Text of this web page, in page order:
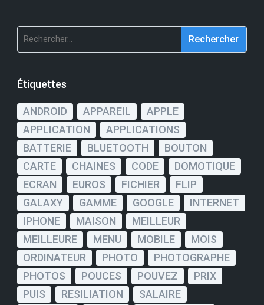
Rechercher :
Étiquettes
ANDROID APPAREIL
APPLE
APPLICATION
APPLICATIONS
BATTERIE
BLUETOOTH
BOUTON
CARTE
CHAINES CODE
DOMOTIQUE
ECRAN
EUROS FICHIER
FLIP
GALAXY
GAMME GOOGLE
INTERNET
IPHONE
MAISON
MEILLEUR
MEILLEURE
MENU MOBILE
MOIS
ORDINATEUR
PHOTO
PHOTOGRAPHE
PHOTOS
POUCES POUVEZ
PRIX
PUIS
RESILIATION
SALAIRE